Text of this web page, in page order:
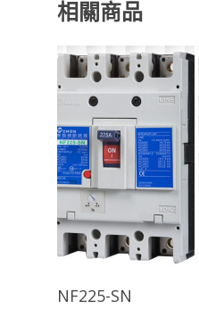
相關商品
NF225-SN